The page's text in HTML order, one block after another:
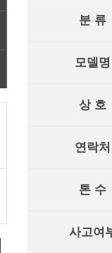
분 류
모델명
상 호
연락처
톤 수
사고여